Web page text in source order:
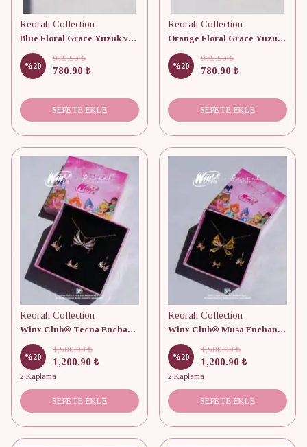
Reorah Collection
Blue Floral Grace Yüzük ve Bileklik Set
%20
975.90 ₺
780.90 ₺
SEPETE EKLE
Reorah Collection
Orange Floral Grace Yüzük ve Bileklik Set
%20
975.90 ₺
780.90 ₺
SEPETE EKLE
Reorah Collection
Winx Club® Tecna Enchantix Fairy Wings Set
%20
1,500.90 ₺
1,200.90 ₺
2 Kaplama
SEPETE EKLE
Reorah Collection
Winx Club® Musa Enchantix Fairy Wings Set
%20
1,500.90 ₺
1,200.90 ₺
2 Kaplama
SEPETE EKLE